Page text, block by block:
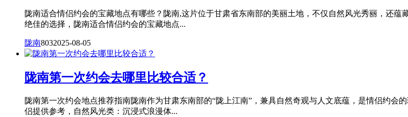
陇南适合情侣约会的宝藏地点有哪些？陇南,这片位于甘肃省东南部的美丽土地，不仅自然风光秀丽，还
绝佳的选择，陇南适合情侣约会的宝藏地点...
陇南8032025-08-05
陇南第一次约会去哪里比较合适？
陇南第一次约会地点推荐指南陇南作为甘肃东南部的“陇上江南”，兼具自然奇观与人文底蕴，是情侣约
侣提供参考，自然风光类：沉浸式浪漫体...